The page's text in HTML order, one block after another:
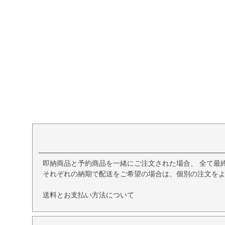
即納商品と予約商品を一緒にご注文された場合、 全て
それぞれの納期で配送をご希望の場合は、個別の注文を
送料とお支払い方法について